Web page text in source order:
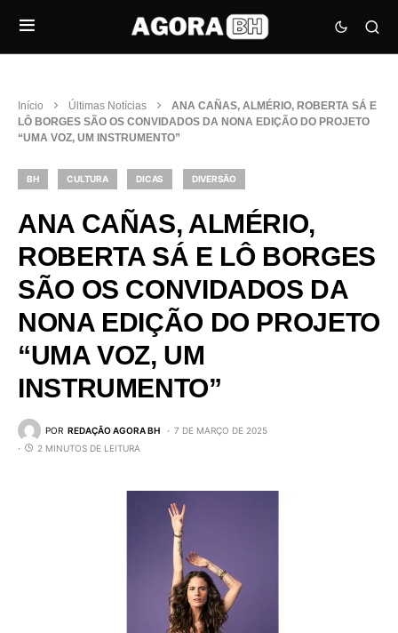
Início Últimas Notícias
ANA CAÑAS, ALMÉRIO, ROBERTA SÁ E
LÔ BORGES SÃO OS CONVIDADOS DA NONA EDIÇÃO DO PROJETO
“UMA VOZ, UM INSTRUMENTO”
BH CULTURA DICAS DIVERSÃO
ANA CAÑAS, ALMÉRIO,
ROBERTA SÁ E LÔ BORGES
SÃO OS CONVIDADOS DA
NONA EDIÇÃO DO PROJETO
“UMA VOZ, UM
INSTRUMENTO”
POR REDAÇÃO AGORA BH
7 DE MARÇO DE 2025
2 MINUTOS DE LEITURA